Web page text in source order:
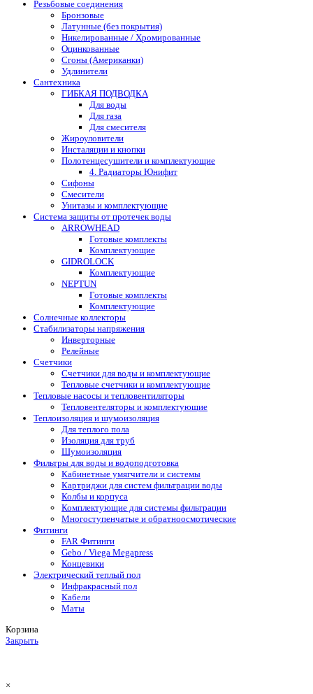
Резьбовые соединения
Бронзовые
Латунные (без покрытия)
Никелированные / Хромированные
Оцинкованные
Сгоны (Американки)
Удлинители
Сантехника
ГИБКАЯ ПОДВОДКА
Для воды
Для газа
Для смесителя
Жироуловители
Инсталяции и кнопки
Полотенцесушители и комплектующие
4. Радиаторы Юнифит
Сифоны
Смесители
Унитазы и комплектующие
Система защиты от протечек воды
ARROWHEAD
Готовые комплекты
Комплектующие
GIDROLOCK
Комплектующие
NEPTUN
Готовые комплекты
Комплектующие
Солнечные коллекторы
Стабилизаторы напряжения
Инверторные
Релейные
Счетчики
Счетчики для воды и комплектующие
Тепловые счетчики и комплектующие
Тепловые насосы и тепловентиляторы
Тепловентеляторы и комплектующие
Теплоизоляция и шумоизоляция
Для теплого пола
Изоляция для труб
Шумоизоляция
Фильтры для воды и водоподготовка
Кабинетные умягчители и системы
Картриджи для систем фильтрации воды
Колбы и корпуса
Комплектующие для системы фильтрации
Многоступенчатые и обратноосмотические
Фитинги
FAR Фитинги
Gebo / Viega Megapress
Концевики
Электрический теплый пол
Инфракрасный пол
Кабели
Маты
Корзина
Закрыть
×